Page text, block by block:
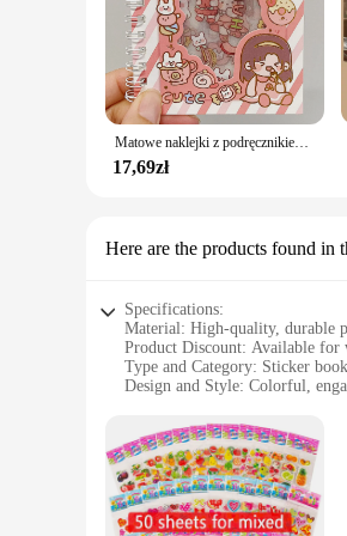
Transform your workspace into
to enhance productivity and
office. Whether you're looking
**Versatile and Functional
Our stickers are not just for
ensures that the stickers are
individually to make a
those looking to stock up on
Matowe naklejki z podręcznikiem kreskówki DIY materiał dekoracyjny śliczne wodoodporne książka na naklejki dziennika przybory szkolne
17,69zł
Here are the products found in
Specifications:
Material: High-quality, durable
Product Discount: Available for
Type and Category: Sticker
Design and Style: Colorful,
Typical Adaptive Scenario:
Shape or Size or Weight or
Features:
**Engaging and Educational**
The książka na naklejki is not